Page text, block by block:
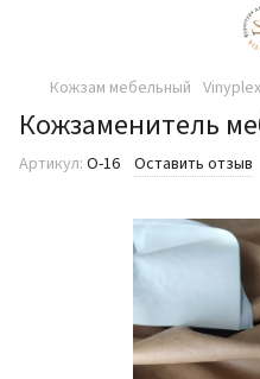
Кожзам мебельный Vinyplex
Кожзаменитель
Артикул: О-16 Оставить отзыв